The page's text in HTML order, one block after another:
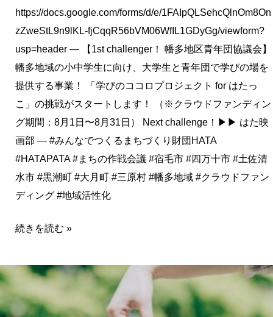
https://docs.google.com/forms/d/e/1FAIpQLSehcQlnOm8On
zZweStL9n9lKL-fjCqqR56bVM06WfIL1GDyGg/viewform?
usp=header — 【1st challenger！ 幡多地区青年団協議会】
幡多地域の小中学生に向け、大学生と青年団で学びの場を
提供する事業！ 「学びのココロプロジェクト for はたっ
こ」の挑戦がスタートします！ （※クラウドファンディン
グ期間：8月1日〜8月31日） Next challenge！▶▶ はた映
画部 — #みんなでつくるまちづくり財団HATA
#HATAPATA #まちの作戦会議 #宿毛市 #四万十市 #土佐清
水市 #黒潮町 #大月町 #三原村 #幡多地域 #クラウドファン
ディング #地域活性化
続きを読む »
多
地